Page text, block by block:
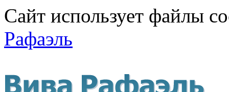
Сайт использует файлы
Рафаэль